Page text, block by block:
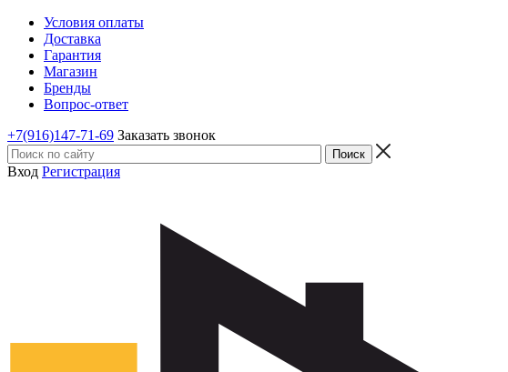
Условия оплаты
Доставка
Гарантия
Магазин
Бренды
Вопрос-ответ
+7(916)147-71-69 Заказать звонок
Вход Регистрация